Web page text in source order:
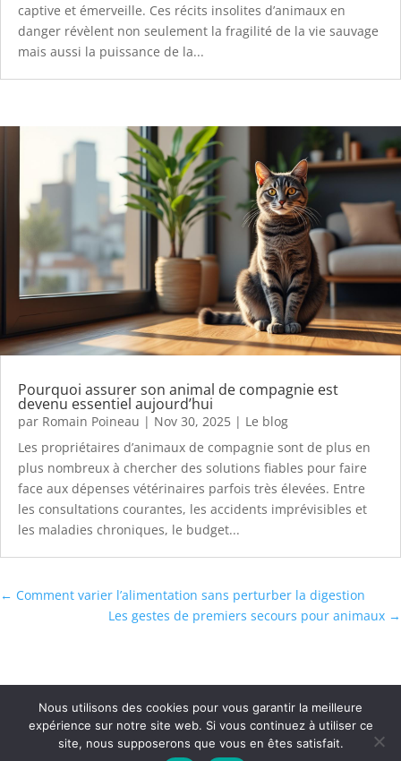
captive et émerveille. Ces récits insolites d’animaux en
danger révèlent non seulement la fragilité de la vie sauvage
mais aussi la puissance de la...
Pourquoi assurer son animal de compagnie est
devenu essentiel aujourd’hui
par Romain Poineau | Nov 30, 2025 | Le blog
Les propriétaires d’animaux de compagnie sont de plus en
plus nombreux à chercher des solutions fiables pour faire
face aux dépenses vétérinaires parfois très élevées. Entre
les consultations courantes, les accidents imprévisibles et
les maladies chroniques, le budget...
← Comment varier l’alimentation sans perturber la digestion
Les gestes de premiers secours pour animaux →
Nous utilisons des cookies pour vous garantir la meilleure
expérience sur notre site web. Si vous continuez à utiliser ce
site, nous supposerons que vous en êtes satisfait.